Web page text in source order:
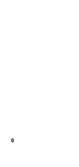
0